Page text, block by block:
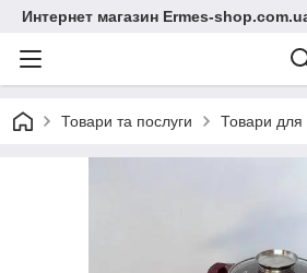
Интернет магазин Ermes-
Товари та послуги Товари